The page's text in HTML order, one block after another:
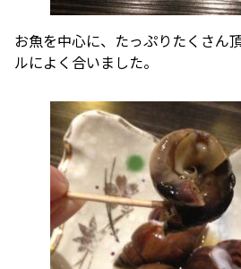
お魚を中心に、たっぷりたくさん
ルによく合いました。